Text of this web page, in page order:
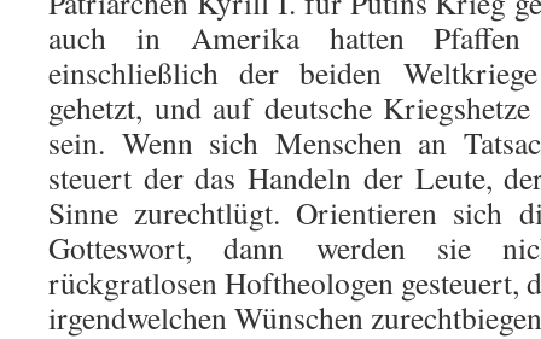
auch in Amerika hatten
einschließlich der beiden
gehetzt, und auf deutsche
sein. Wenn sich Menschen an
steuert der das Handeln der Leute,
Sinne zurechtlügt. Orientieren sich
Gotteswort, dann werden sie
rückgratlosen Hoftheologen gesteuert,
irgendwelchen Wünschen